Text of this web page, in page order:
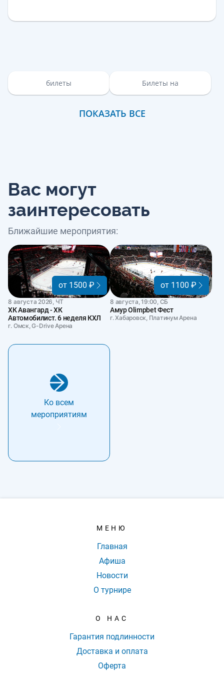
билеты Билеты на
ПОКАЗАТЬ ВСЕ
Вас могут
заинтересовать
Ближайшие мероприятия:
от 1500 ₽
8 августа 2026, ЧТ
ХК Авангард - ХК
Автомобилист. 6 неделя КХЛ
г. Омск, G-Drive Арена
от 1100 ₽
8 августа, 19:00, СБ
Амур Olimpbet Фест
г. Хабаровск, Платинум Арена
Ко всем
мероприятиям
МЕНЮ
Главная
Афиша
Новости
О турнире
О НАС
Гарантия подлинности
Доставка и оплата
Оферта